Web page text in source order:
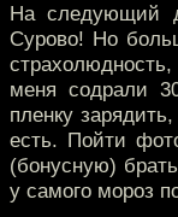
На следующий
Сурово! Но
меня содрали
пленку
есть. Пойти
(бонусную)
у самого мороз